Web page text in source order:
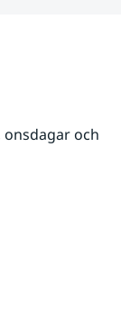
och